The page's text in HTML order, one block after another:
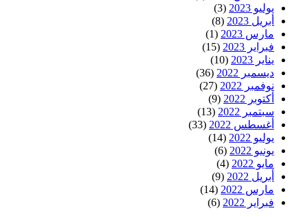
يوليو 2023
(3)
أبريل 2023
(8)
مارس 2023
(1)
فبراير 2023
(15)
يناير 2023
(10)
ديسمبر 2022
(36)
نوفمبر 2022
(27)
أكتوبر 2022
(9)
سبتمبر 2022
(13)
أغسطس 2022
(33)
يوليو 2022
(14)
يونيو 2022
(6)
مايو 2022
(4)
أبريل 2022
(9)
مارس 2022
(14)
فبراير 2022
(6)